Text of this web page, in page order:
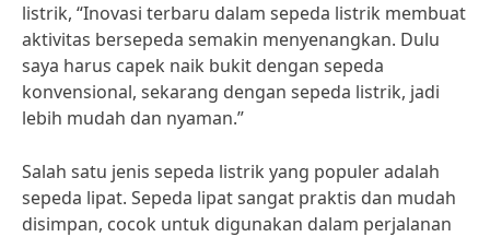
listrik, “Inovasi terbaru dalam sepeda listrik membuat
aktivitas bersepeda semakin menyenangkan. Dulu
saya harus capek naik bukit dengan sepeda
konvensional, sekarang dengan sepeda listrik, jadi
lebih mudah dan nyaman.”
Salah satu jenis sepeda listrik yang populer adalah
sepeda lipat. Sepeda lipat sangat praktis dan mudah
disimpan, cocok untuk digunakan dalam perjalanan